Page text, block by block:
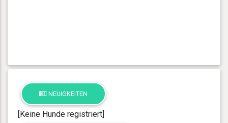
NEUIGKEITEN
[Keine Hunde registriert]